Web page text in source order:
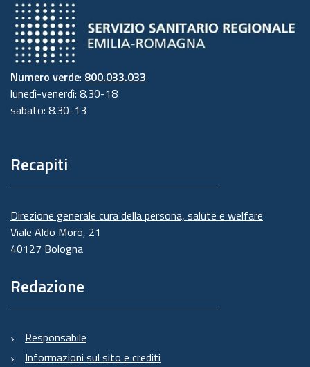
Numero verde: 800.033.033
lunedì-venerdì: 8.30-18
sabato: 8.30-13
Recapiti
Direzione generale cura della persona, salute e welfare
Viale Aldo Moro, 21
40127 Bologna
Redazione
Responsabile
Informazioni sul sito e crediti